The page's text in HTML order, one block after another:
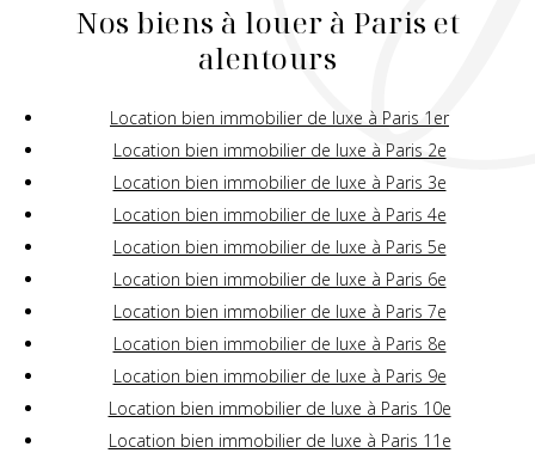
Nos biens à louer à Paris et
alentours
Location bien immobilier de luxe à Paris 1er
Location bien immobilier de luxe à Paris 2e
Location bien immobilier de luxe à Paris 3e
Location bien immobilier de luxe à Paris 4e
Location bien immobilier de luxe à Paris 5e
Location bien immobilier de luxe à Paris 6e
Location bien immobilier de luxe à Paris 7e
Location bien immobilier de luxe à Paris 8e
Location bien immobilier de luxe à Paris 9e
Location bien immobilier de luxe à Paris 10e
Location bien immobilier de luxe à Paris 11e